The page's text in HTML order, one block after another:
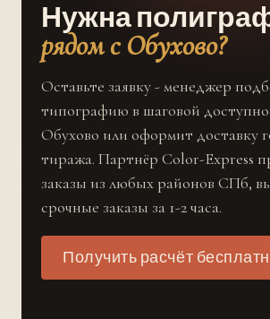
Нужна
рядом с Обухово?
Оставьте заявку - менеджер
типографию в шаговой
Обухово или оформит доставку
тиража. Партнёр Color-Express
заказы из любых районов СПб,
срочные заказы за 1-2 часа.
Получить расчёт